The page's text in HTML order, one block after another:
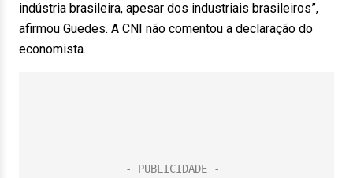
indústria brasileira, apesar dos industriais brasileiros”,
afirmou Guedes. A CNI não comentou a declaração do
economista.